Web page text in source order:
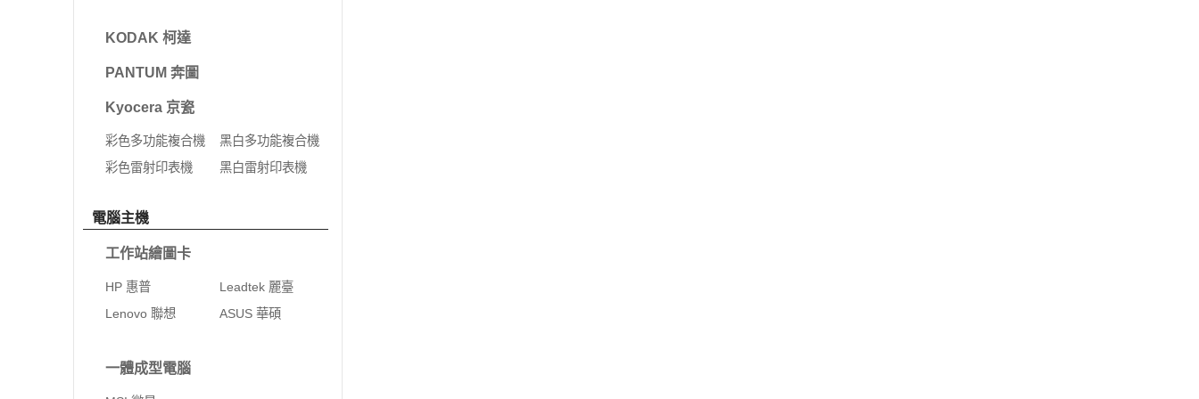
KODAK 柯達
PANTUM 奔圖
Kyocera 京瓷
彩色多功能複合機
黑白多功能複合機
彩色雷射印表機
黑白雷射印表機
電腦主機
工作站繪圖卡
HP 惠普
Leadtek 麗臺
Lenovo 聯想
ASUS 華碩
一體成型電腦